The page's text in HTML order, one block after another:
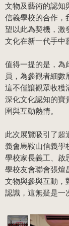
文物及藝術的認知
信義學校的合作，
望以此為契機，激
文化在新一代手中
值得一提的是，為
員，為參觀者細數
這不僅讓觀眾收穫
深化文化認知的寶
圍與互動熱情。
此次展覽吸引了
義會馬鞍山信義學
學校家長義工、啟
學校友會聯會張煊
文物與參與互動，
認識，這無疑是一